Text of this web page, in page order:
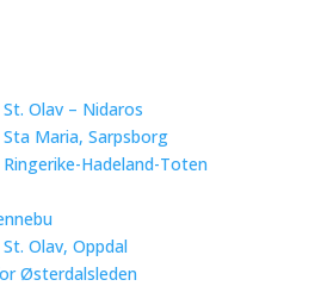
Olav – Nidaros
Maria, Sarpsborg
Hadeland-Toten
Olav, Oppdal
Østerdalsleden